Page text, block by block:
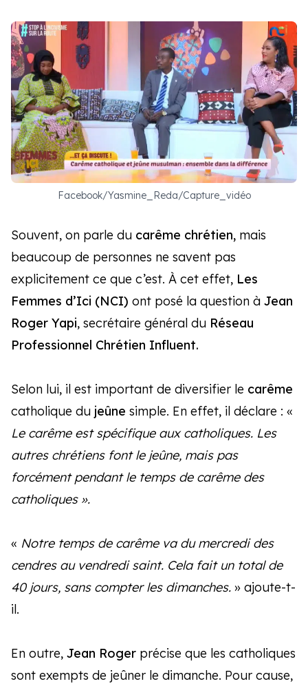
Facebook/Yasmine_Reda/Capture_vidéo
Souvent, on parle du carême chrétien, mais
beaucoup de personnes ne savent pas
explicitement ce que c’est. À cet effet, Les
Femmes d’Ici (NCI) ont posé la question à Jean
Roger Yapi, secrétaire général du Réseau
Professionnel Chrétien Influent.
Selon lui, il est important de diversifier le carême
catholique du jeûne simple. En effet, il déclare : «
Le carême est spécifique aux catholiques. Les
autres chrétiens font le jeûne, mais pas
forcément pendant le temps de carême des
catholiques ».
« Notre temps de carême va du mercredi des
cendres au vendredi saint. Cela fait un total de
40 jours, sans compter les dimanches. » ajoute-t-
il.
En outre, Jean Roger précise que les catholiques
sont exempts de jeûner le dimanche. Pour cause,